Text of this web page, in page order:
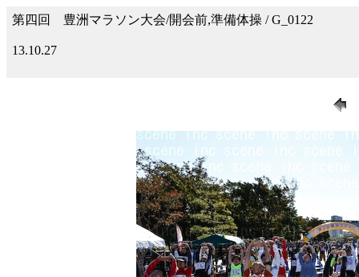
第四回 豊洲マラソン大会/開会前,準備体操 / G_0122
13.10.27